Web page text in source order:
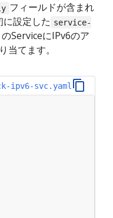
フィールドが含まれ
設定した service-
ServiceにIPv6のア
当てます。
ipv6-svc.yaml